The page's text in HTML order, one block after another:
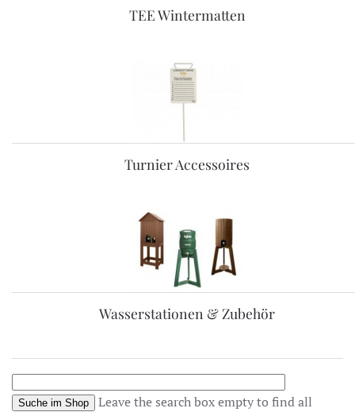
TEE Wintermatten
Turnier Accessoires
Wasserstationen & Zubehör
Leave the search box empty to find all